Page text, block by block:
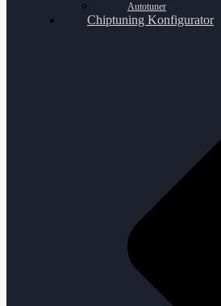
Autotuner
Chiptuning Konfigurator